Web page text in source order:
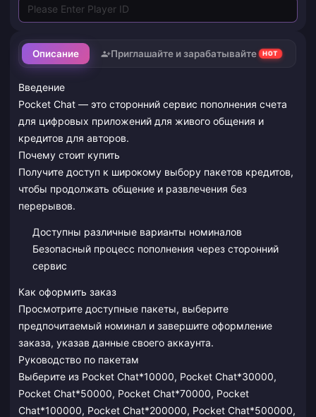
Описание Приглашайте и зарабатывайте HOT
Введение
Pocket Chat — это сторонний сервис пополнения счета
для цифровых приложений для живого общения и
кредитов для авторов.
Почему стоит купить
Получите доступ к широкому выбору пакетов кредитов,
чтобы продолжать общение и развлечения без
перерывов.
Доступны различные варианты номиналов
Безопасный процесс пополнения через сторонний
сервис
Как оформить заказ
Просмотрите доступные пакеты, выберите
предпочитаемый номинал и завершите оформление
заказа, указав данные своего аккаунта.
Руководство по пакетам
Выберите из Pocket Chat*10000, Pocket Chat*30000,
Pocket Chat*50000, Pocket Chat*70000, Pocket
Chat*100000, Pocket Chat*200000, Pocket Chat*500000,